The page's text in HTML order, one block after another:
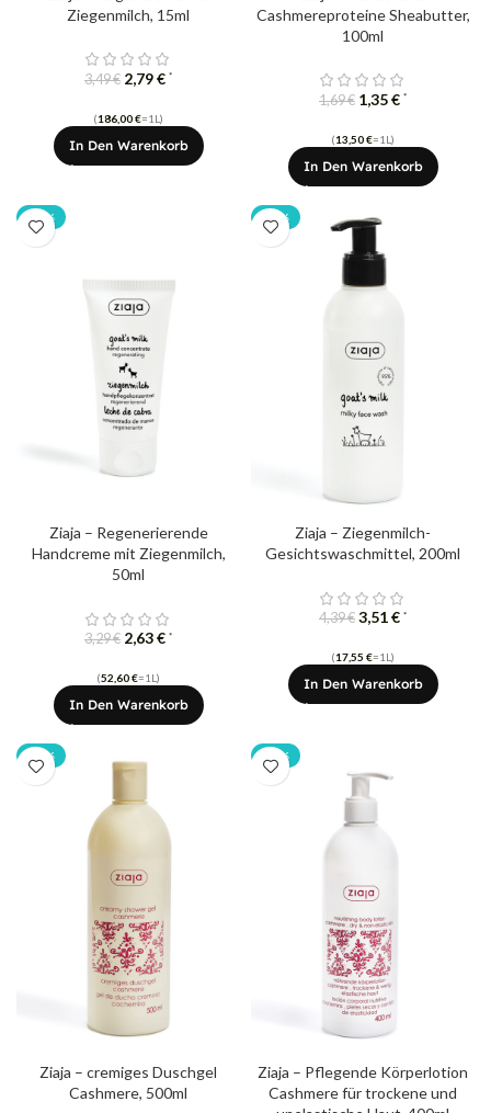
Ziegenmilch, 15ml
3,49€ 2,79€ *
(186,00€=1L)
In Den Warenkorb
Cashmereproteine ​​Sheabutter,
100ml
1,69€ 1,35€ *
(13,50€=1L)
In Den Warenkorb
-20%
Ziaja – Regenerierende
Handcreme mit Ziegenmilch,
50ml
3,29€ 2,63€ *
(52,60€=1L)
In Den Warenkorb
-20%
Ziaja – Ziegenmilch-
Gesichtswaschmittel, 200ml
4,39€ 3,51€ *
(17,55 €=1L)
In Den Warenkorb
-20%
Ziaja – cremiges Duschgel
Cashmere, 500ml
-20%
Ziaja – Pflegende Körperlotion
Cashmere für trockene und